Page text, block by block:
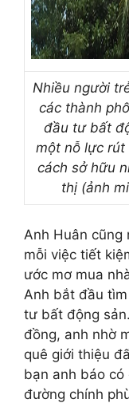
Nhiều người
các thành
đầu tư bất
một nỗ lực rút
cách sở hữu
thị (ảnh
Anh Huân cũng
mỗi việc tiết
ước mơ mua
Anh bắt đầu
tư bất động
đồng, anh nhờ
quê giới thiệu
bạn anh báo
đường chính